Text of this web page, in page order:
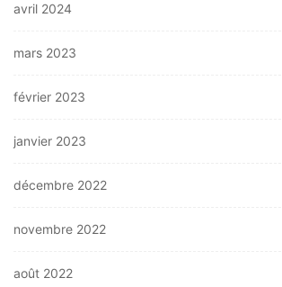
avril 2024
mars 2023
février 2023
janvier 2023
décembre 2022
novembre 2022
août 2022